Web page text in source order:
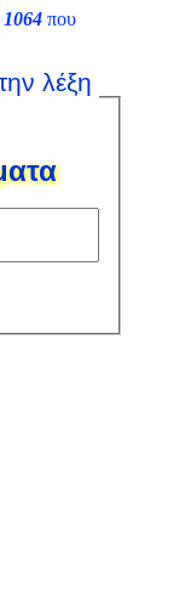
1064 που
λέξη